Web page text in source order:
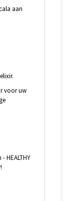
aan
voor uw
HEALTHY